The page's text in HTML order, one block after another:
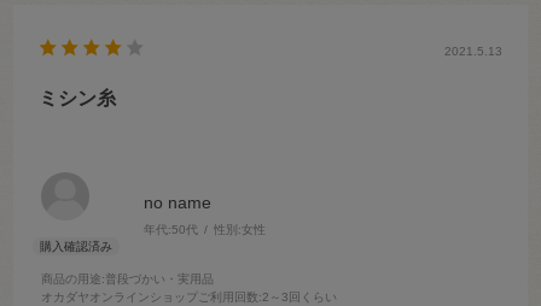
no name
年代:50代 性別:女性
商品の用途:普段づかい・実用品
オカダヤオンラインショップご利用回数:2～3回くらい
2021.5.13
ミシン糸